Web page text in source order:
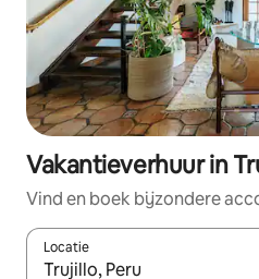
Vakantieverhuur in
Vind en boek bijzondere
Locatie
Wanneer er suggesties